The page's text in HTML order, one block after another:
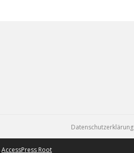
Datenschutzerklärung
AccessPress Root